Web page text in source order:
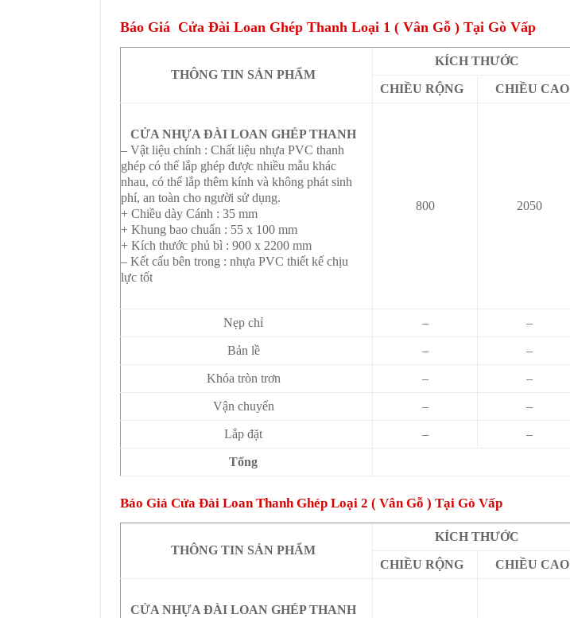
Báo Giá Cửa Đài Loan Ghép Thanh Loại 1 ( Vân Gỗ ) Tại Gò Vấp
THÔNG TIN SẢN PHẨM
KÍCH THƯỚC
CHIỀU RỘNG
CHIỀU CAO
CỬA NHỰA ĐÀI LOAN GHÉP THANH
– Vật liệu chính : Chất liệu nhựa PVC thanh
ghép có thể lắp ghép được nhiều mẫu khác
nhau, có thể lắp thêm kính và không phát sinh
phí, an toàn cho người sử dụng.
+ Chiều dày Cánh : 35 mm
+ Khung bao chuẩn : 55 x 100 mm
+ Kích thước phủ bì : 900 x 2200 mm
– Kết cấu bên trong : nhựa PVC thiết kế chịu
lực tốt
800 2050
Nẹp chỉ – –
Bản lề – –
Khóa tròn trơn – –
Vận chuyển – –
Lắp đặt – –
Tổng
Báo Giá Cửa Đài Loan Thanh Ghép Loại 2 ( Vân Gỗ ) Tại Gò Vấp
THÔNG TIN SẢN PHẨM
KÍCH THƯỚC
CHIỀU RỘNG
CHIỀU CAO
CỬA NHỰA ĐÀI LOAN GHÉP THANH